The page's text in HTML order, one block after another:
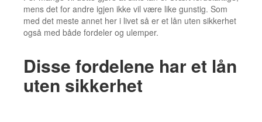
mens det for andre igjen ikke vil være like gunstig. Som
med det meste annet her i livet så er et lån uten sikkerhet
også med både fordeler og ulemper.
Disse fordelene har et lån
uten sikkerhet